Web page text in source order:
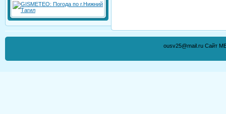
ousv25@mail.ru Сайт